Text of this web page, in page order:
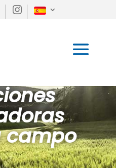

campo